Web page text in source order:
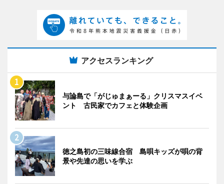
アクセスランキング
与論島で「がじゅまぁーる」クリスマスイベ
ント 古民家でカフェと体験企画
徳之島初の三味線合宿 島唄キッズが唄の背
景や先達の思いを学ぶ